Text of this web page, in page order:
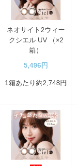
ネオサイト2ウィー
クシエル UV （×2
箱）
5,496円
1箱あたり約2,748円